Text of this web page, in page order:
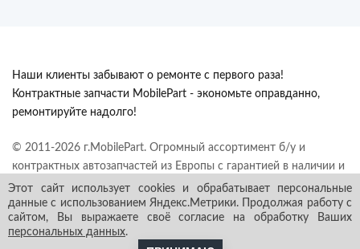
Наши клиенты забывают о ремонте с первого раза!
Контрактные запчасти MobilePart - экономьте оправданно,
ремонтируйте надолго!
© 2011-2026 г.MobilePart. Огромный ассортимент б/у и
контрактных автозапчастей из Европы с гарантией в наличии и
под заказ. Все права защищены.
Этот сайт использует cookies и обрабатывает персональные
данные с использованием Яндекс.Метрики. Продолжая работу с
сайтом, Вы выражаете своё согласие на обработку Ваших
персональных данных.